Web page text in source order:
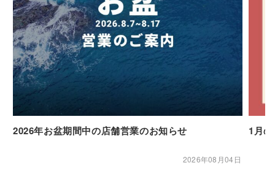
2026年お盆期間中の店舗営業のお知らせ
2026年08月04日
1月